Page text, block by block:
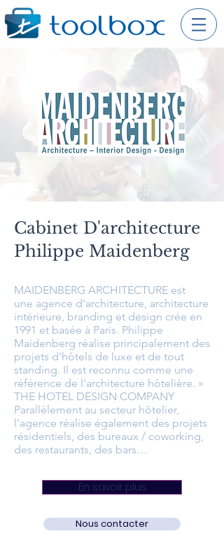
Cabinet D'architecture
Philippe Maidenberg
MAIDENBERG ARCHITECTURE est
une agence d'architecture, architecture
intérieure, branding et design crée en
1991 et basée à Paris. Philippe
Maidenberg réalise principalement des
projets d'hôtels de luxe et de tout
standing. Il est reconnu comme une
référence de l'architecture hôtelière. »
THE HOTEL DESIGN COMPANY
Parallèlement au secteur hôtelier,
l’agence réalise également des projets
résidentiels, des bureaux / coworking,
des restaurants, des bars…
En savoir plus
Nous contacter